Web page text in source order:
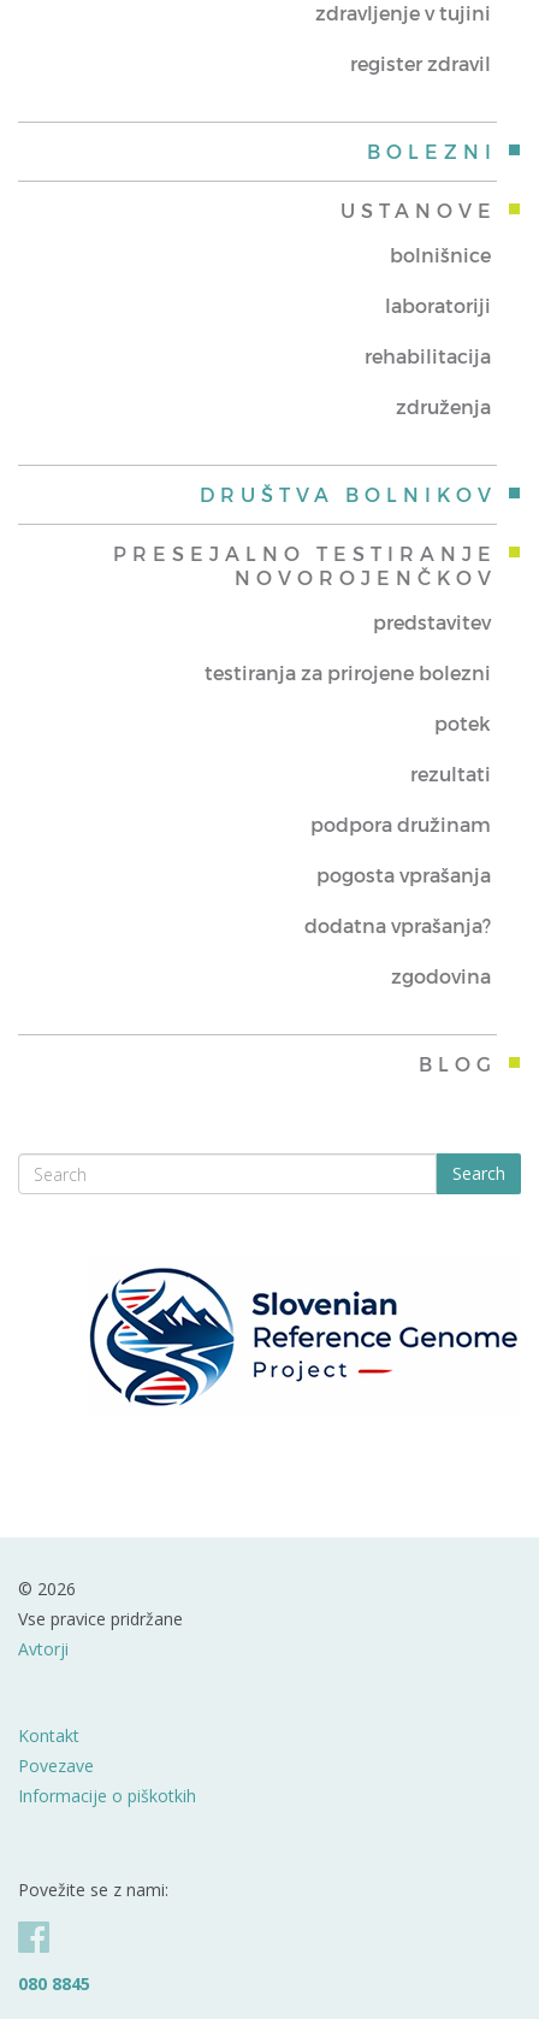
zdravljenje v tujini
register zdravil
BOLEZNI
USTANOVE
bolnišnice
laboratoriji
rehabilitacija
združenja
DRUŠTVA BOLNIKOV
PRESEJALNO TESTIRANJE
NOVOROJENČKOV
predstavitev
testiranja za prirojene bolezni
potek
rezultati
podpora družinam
pogosta vprašanja
dodatna vprašanja?
zgodovina
BLOG
Search
© 2026
Vse pravice pridržane
Avtorji
Kontakt
Povezave
Informacije o piškotkih
Povežite se z nami:
080 8845